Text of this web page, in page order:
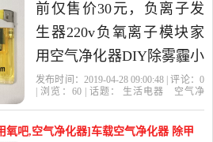
前仅售价30元，负离子发
生器220v负氧离子模块家
用空气净化器DIY除雾霾小
粒径是2019年丰裕科技精
高的空气净化,氧吧，由福
发布时间：2019-04-28 09:00:48 | 评论： 0
| 浏览： 60| 话题： 生活电器
空气净
氧吧,空气净化器]车载空气净化器 除甲